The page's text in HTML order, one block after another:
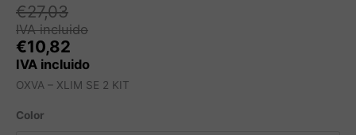
€27,03
IVA incluido
€10,82
IVA incluido
OXVA – XLIM SE 2 KIT
Color